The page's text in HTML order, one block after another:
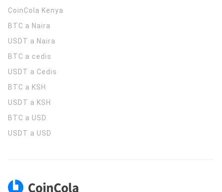
CoinCola Kenya
BTC a Naira
USDT a Naira
BTC a cedis
USDT a Cedis
BTC a KSH
USDT a KSH
BTC a USD
USDT a USD